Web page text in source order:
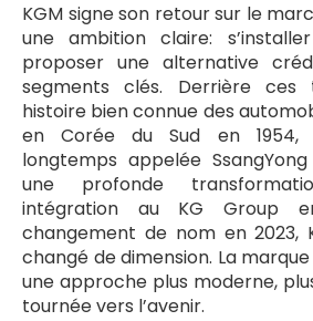
KGM signe son retour sur le
une ambition claire:
proposer une alternative
segments clés. Derrière ces
histoire bien connue des
en Corée du Sud en 1954,
longtemps appelée
une profonde
intégration au KG Group
changement de nom en 2023,
changé de dimension. La
une approche plus moderne,
tournée vers l’avenir.